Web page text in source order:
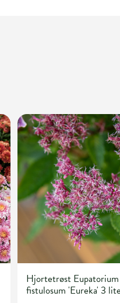
Hjortetrøst Eupatorium
fistulosum 'Eureka' 3